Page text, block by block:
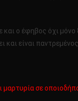
και ο έφηβος όχι
και είναι
σε